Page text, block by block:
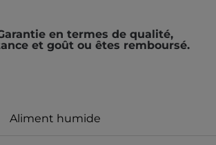
en termes de qualité,
et goût ou êtes remboursé.
Aliment humide